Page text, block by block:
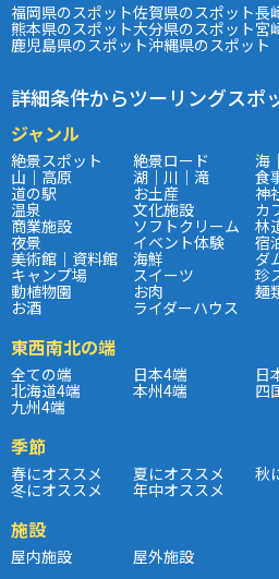
福岡県のスポット佐賀県のスポット長
熊本県のスポット大分県のスポット宮
鹿児島県のスポット沖縄県のスポット
詳細条件からツーリングスポ
ジャンル
絶景スポット 絶景ロード 海
山｜高原 湖｜川｜滝 食
道の駅 お土産 神
温泉 文化施設 カ
商業施設 ソフトクリーム 林
夜景 イベント体験 宿
美術館｜資料館 海鮮 ダ
キャンプ場 スイーツ 珍
動植物園 お肉 麺
お酒 ライダーハウス
東西南北の端
全ての端 日本4端 日
北海道4端 本州4端 四
九州4端
季節
春にオススメ 夏にオススメ 秋
冬にオススメ 年中オススメ
施設
屋内施設 屋外施設